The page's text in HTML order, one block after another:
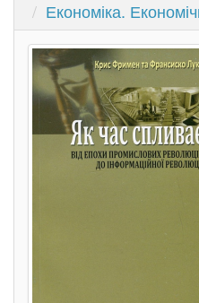
Економіка.